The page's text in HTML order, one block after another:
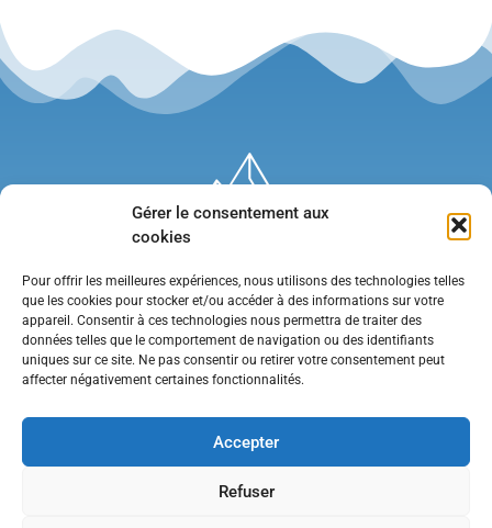
Gérer le consentement aux
cookies
Pour offrir les meilleures expériences, nous utilisons des technologies telles
que les cookies pour stocker et/ou accéder à des informations sur votre
appareil. Consentir à ces technologies nous permettra de traiter des
données telles que le comportement de navigation ou des identifiants
uniques sur ce site. Ne pas consentir ou retirer votre consentement peut
affecter négativement certaines fonctionnalités.
Accepter
Refuser
•Contact